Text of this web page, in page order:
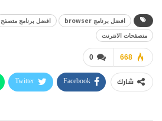
افضل برنامج browser افضل برنامج متصفح
متصفحات الانترنت
0 668
شارك Facebook
Twitter